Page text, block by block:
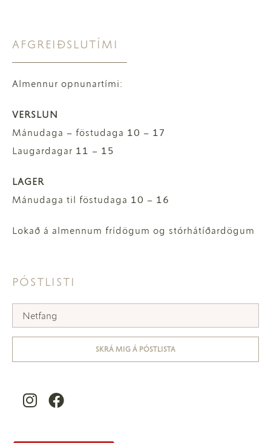
AFGREIÐSLUTÍMI
Almennur opnunartími:
VERSLUN
Mánudaga – föstudaga 10 – 17
Laugardagar 11 – 15
LAGER
Mánudaga til föstudaga 10 – 16
Lokað á almennum frídögum og stórhátíðardögum
PÓSTLISTI
SKRÁ MIG Á PÓSTLISTA